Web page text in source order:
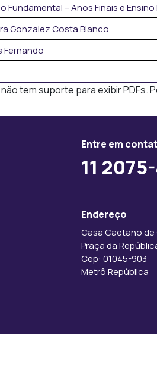
Fundamental – Anos Finais e
Gonzalez Costa Blanco
Fernando
tem suporte para exibir PDFs.
Entre em
11
Endereço
Casa Caetano de
Praça da
Cep: 01045-903
Metrô República